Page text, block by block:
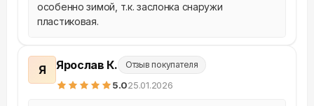
особенно зимой, т.к. заслонка снаружи
пластиковая.
Я Ярослав К. Отзыв покупателя
5.025.01.2026